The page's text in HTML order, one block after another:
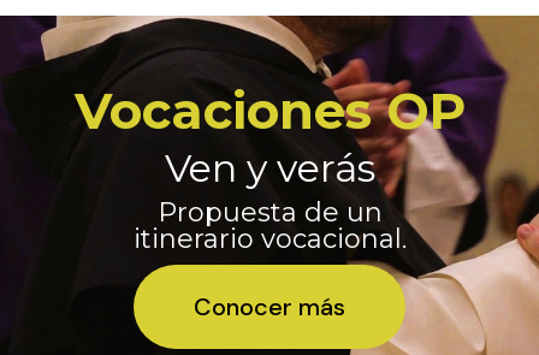
Vocaciones OP
Ven y verás
Propuesta de un
itinerario vocacional.
Conocer más